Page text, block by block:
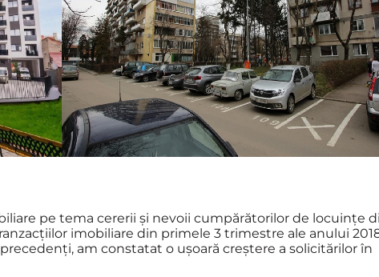
pe tema cererii și nevoii cumpărătorilor de locuințe
imobiliare din primele 3 trimestre ale anului
am constatat o ușoară creștere a solicitărilor în